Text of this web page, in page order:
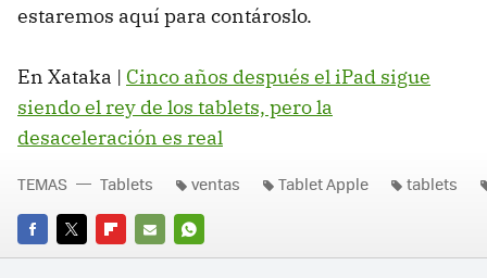
estaremos aquí para contároslo.
En Xataka | Cinco años después el iPad sigue
siendo el rey de los tablets, pero la
desaceleración es real
FACEBOOK
TWITTERFLIPBOARD
E-
WHATSAPP
TEMAS Tablets ventas Tablet Apple tablets